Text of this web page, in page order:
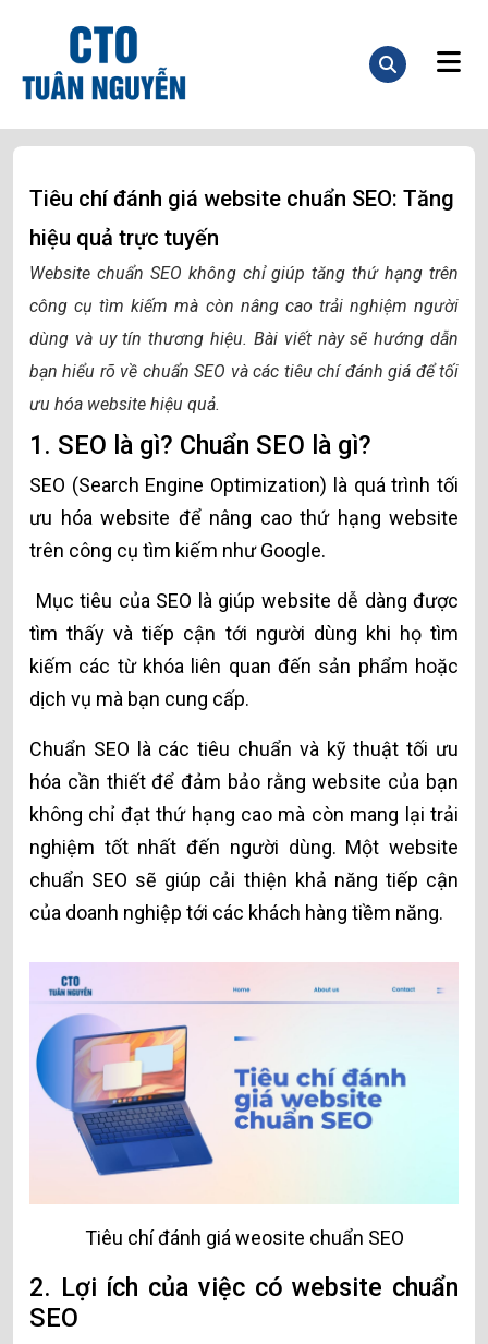
Tiêu chí đánh giá website chuẩn SEO: Tăng
hiệu quả trực tuyến
Website chuẩn SEO không chỉ giúp tăng thứ hạng trên
công cụ tìm kiếm mà còn nâng cao trải nghiệm người
dùng và uy tín thương hiệu. Bài viết này sẽ hướng dẫn
bạn hiểu rõ về chuẩn SEO và các tiêu chí đánh giá để tối
ưu hóa website hiệu quả.
1. SEO là gì? Chuẩn SEO là gì?
SEO (Search Engine Optimization) là quá trình tối
ưu hóa website để nâng cao thứ hạng website
trên công cụ tìm kiếm như Google.
Mục tiêu của SEO là giúp website dễ dàng được
tìm thấy và tiếp cận tới người dùng khi họ tìm
kiếm các từ khóa liên quan đến sản phẩm hoặc
dịch vụ mà bạn cung cấp.
Chuẩn SEO là các tiêu chuẩn và kỹ thuật tối ưu
hóa cần thiết để đảm bảo rằng website của bạn
không chỉ đạt thứ hạng cao mà còn mang lại trải
nghiệm tốt nhất đến người dùng. Một website
chuẩn SEO sẽ giúp cải thiện khả năng tiếp cận
của doanh nghiệp tới các khách hàng tiềm năng.
Tiêu chí đánh giá weosite chuẩn SEO
2. Lợi ích của việc có website chuẩn
SEO